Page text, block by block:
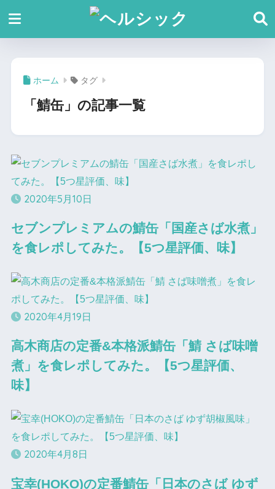
ホーム タグ
「鯖缶」の記事一覧
2020年5月10日
セブンプレミアムの鯖缶「国産さば水煮」
を食レポしてみた。【5つ星評価、味】
2020年4月19日
高木商店の定番&本格派鯖缶「鯖 さば味噌
煮」を食レポしてみた。【5つ星評価、
味】
2020年4月8日
宝幸(HOKO)の定番鯖缶「日本のさば ゆず